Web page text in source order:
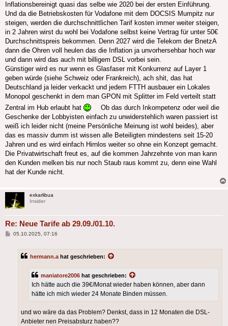
Inflationsbereinigt quasi das selbe wie 2020 bei der ersten Einführung.
Und da die Betriebskosten für Vodafone mit dem DOCSIS Mumpitz nur
steigen, werden die durchschnittlichen Tarif kosten immer weiter steigen,
in 2 Jahren wirst du wohl bei Vodafone selbst keine Vertrag für unter 50€
Durchschnittspreis bekommen. Denn 2027 wird die Telekom der BnetzA
dann die Ohren voll heulen das die Inflation ja unvorhersehbar hoch war
und dann wird das auch mit billigem DSL vorbei sein.
Günstiger wird es nur wenn es Glasfaser mit Konkurrenz auf Layer 1
geben würde (siehe Schweiz oder Frankreich), ach shit, das hat
Deutschland ja leider verkackt und jedem FTTH ausbauer ein Lokales
Monopol geschenkt in dem man GPON mit Splitter im Feld verteilt statt
Zentral im Hub erlaubt hat
Ob das durch Inkompetenz oder weil die
Geschenke der Lobbyisten einfach zu unwiderstehlich waren passiert ist
weiß ich leider nicht (meine Persönliche Meinung ist wohl beides), aber
das es massiv dumm ist wissen alle Beteiligten mindestens seit 15-20
Jahren und es wird einfach Hirnlos weiter so ohne ein Konzept gemacht.
Die Privatwirtschaft freut es, auf die kommen Jahrzehnte von man kann
den Kunden melken bis nur noch Staub raus kommt zu, denn eine Wahl
hat der Kunde nicht.
exkarlibua
Insider
Re: Neue Tarife ab 29.09./01.10.
Beitrag
05.10.2025, 07:16
hermann.a hat geschrieben:
maniatore2006 hat geschrieben:
Ich hätte auch die 39€/Monat wieder haben können, aber dann
hätte ich mich wieder 24 Monate Binden müssen.
und wo wäre da das Problem? Denkst, dass in 12 Monaten die DSL-
Anbieter nen Preisabsturz haben??